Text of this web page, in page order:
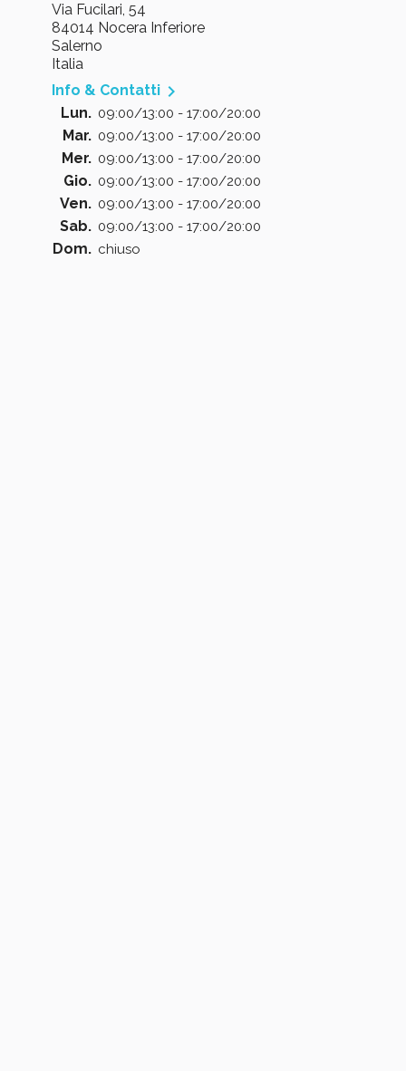
Via Fucilari, 54
84014 Nocera Inferiore
Salerno
Italia
Info & Contatti 
Lun. 09:00/13:00 - 17:00/20:00
Mar. 09:00/13:00 - 17:00/20:00
Mer. 09:00/13:00 - 17:00/20:00
Gio. 09:00/13:00 - 17:00/20:00
Ven. 09:00/13:00 - 17:00/20:00
Sab. 09:00/13:00 - 17:00/20:00
Dom. chiuso